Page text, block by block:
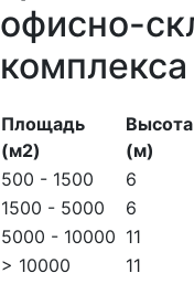
офисно-
комплекса
Площадь
(м2)
Высота
(м)
500 - 1500
6
1500 - 5000
6
5000 - 10000 11
> 10000
11